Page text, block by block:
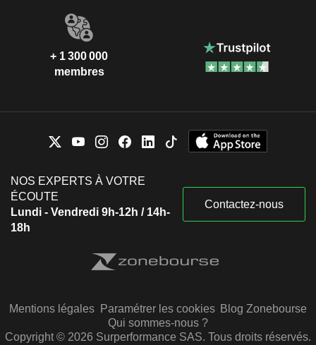
+ 1 300 000
membres
NOS EXPERTS À VOTRE
ÉCOUTE
Lundi - Vendredi 9h-12h / 14h-
18h
Contactez-nous
Mentions légales Paramétrer les cookies Blog Zonebourse
Qui sommes-nous ?
Copyright © 2026 Surperformance SAS. Tous droits réservés.